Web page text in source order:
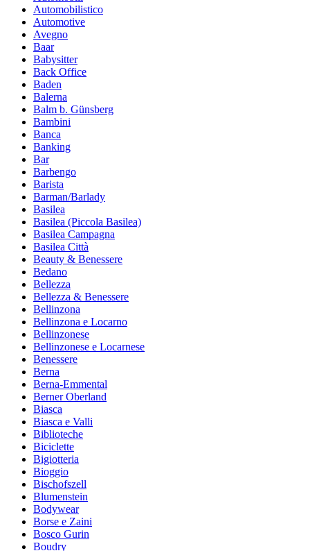
Automobilistico
Automotive
Avegno
Baar
Babysitter
Back Office
Baden
Balerna
Balm b. Günsberg
Bambini
Banca
Banking
Bar
Barbengo
Barista
Barman/Barlady
Basilea
Basilea (Piccola Basilea)
Basilea Campagna
Basilea Città
Beauty & Benessere
Bedano
Bellezza
Bellezza & Benessere
Bellinzona
Bellinzona e Locarno
Bellinzonese
Bellinzonese e Locarnese
Benessere
Berna
Berna-Emmental
Berner Oberland
Biasca
Biasca e Valli
Biblioteche
Biciclette
Bigiotteria
Bioggio
Bischofszell
Blumenstein
Bodywear
Borse e Zaini
Bosco Gurin
Boudry